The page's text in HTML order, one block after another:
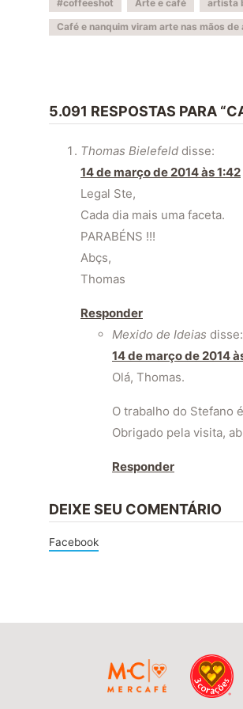
#coffeeshot Arte e café artista
Café e nanquim viram arte nas mãos
5.091 RESPOSTAS PARA
Thomas Bielefeld disse:
14 de março de 2014 às 1:42
Legal Ste,
Cada dia mais uma faceta.
PARABÉNS !!!
Abçs,
Thomas
Responder
Mexido de Ideias disse:
14 de março de 2014
Olá, Thomas.
O trabalho do Stefano
Obrigado pela visita,
Responder
DEIXE SEU COMENTÁRIO
Facebook